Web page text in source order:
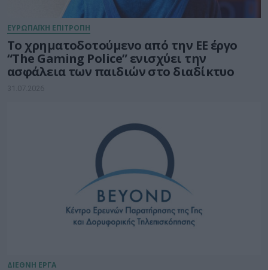
ΕΥΡΩΠΑΪΚΗ ΕΠΙΤΡΟΠΗ
Το χρηματοδοτούμενο από την ΕΕ έργο
“The Gaming Police” ενισχύει την
ασφάλεια των παιδιών στο διαδίκτυο
31.07.2026
ΔΙΕΘΝΗ ΕΡΓΑ